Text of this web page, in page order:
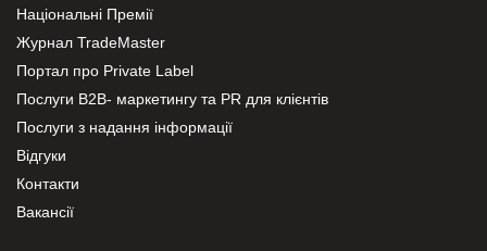
Національні Премії
Журнал TradeMaster
Портал про Private Label
Послуги В2В- маркетингу та PR для клієнтів
Послуги з надання інформації
Відгуки
Контакти
Вакансії